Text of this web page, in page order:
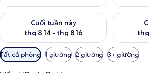
Cuối tuần này
thg 8 14 - thg 8 16
Kiểm tra lượng phòng cuối tuần này từ thg
Kiểm tra
Bộ
lọc
Tất cả phòng 1 giường 2 giường 3+ giường